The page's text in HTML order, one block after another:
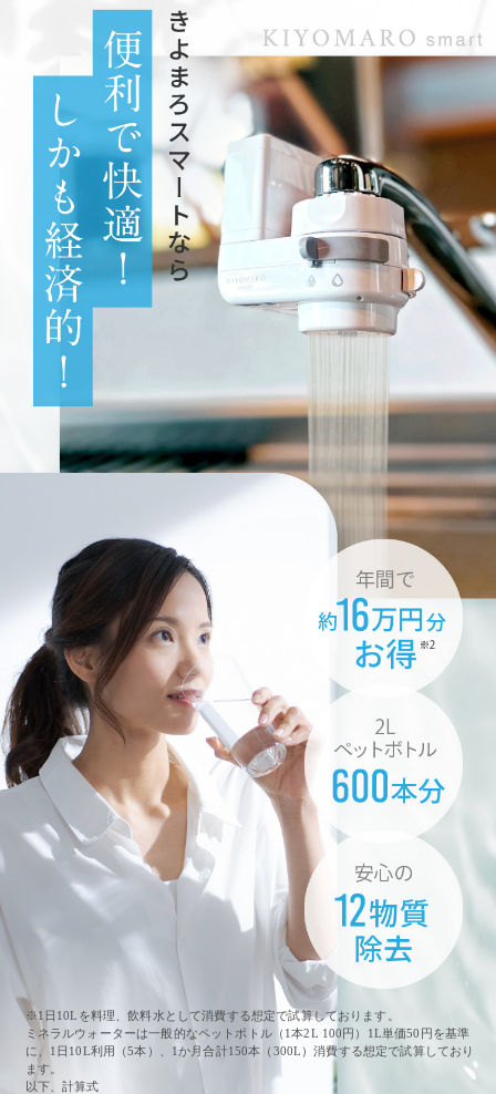
※1日10Lを料理、飲料水として消費する想定で試算しております。
ミネラルウォーターは一般的なペットボトル（1本2L 100円）1L単価50円を基準
に、1日10L利用（5本）、1か月合計150本（300L）消費する想定で試算しており
ます。
以下、計算式